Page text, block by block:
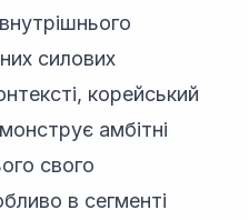
силових
корейський
амбітні
свого
в сегменті